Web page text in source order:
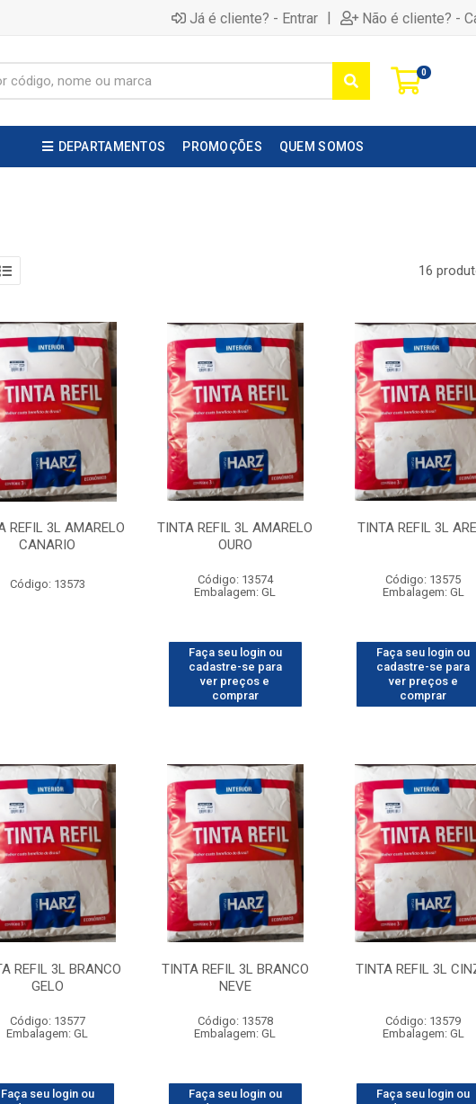
Já é cliente? - Entrar | Não é cliente? -
0
DEPARTAMENTOS PROMOÇÕES QUEM SOMOS
16
REFIL 3L AMARELO
CANARIO
Código: 13573
TINTA REFIL 3L AMARELO
OURO
Código: 13574
Embalagem: GL
Faça seu login ou
cadastre-se para
ver preços e
comprar
TINTA REFIL 3L
Código: 13575
Embalagem: GL
Faça seu login ou
cadastre-se para
ver preços e
comprar
REFIL 3L BRANCO
GELO
Código: 13577
Embalagem: GL
Faça seu login ou
TINTA REFIL 3L BRANCO
NEVE
Código: 13578
Embalagem: GL
Faça seu login ou
TINTA REFIL 3L
Código: 13579
Embalagem: GL
Faça seu login ou